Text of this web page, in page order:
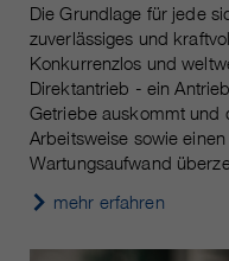
Die Grundlage für jede
zuverlässiges und
Konkurrenzlos und
Direktantrieb - ein
Getriebe auskommt und
Arbeitsweise sowie
Wartungsaufwand
mehr erfahren